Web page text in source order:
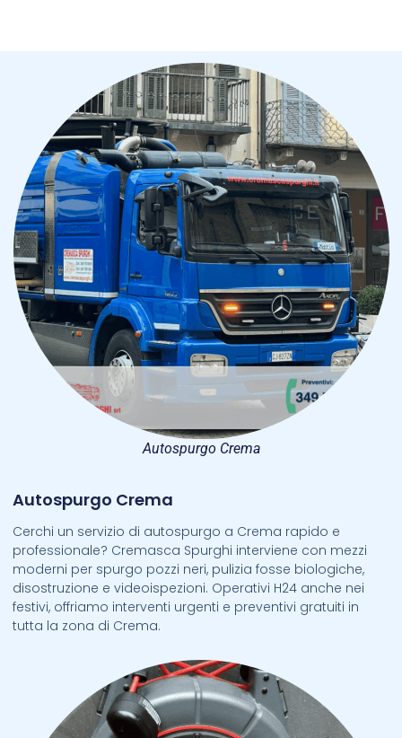
Autospurgo Crema
Autospurgo Crema
Cerchi un servizio di autospurgo a Crema rapido e
professionale? Cremasca Spurghi interviene con mezzi
moderni per spurgo pozzi neri, pulizia fosse biologiche,
disostruzione e videoispezioni. Operativi H24 anche nei
festivi, offriamo interventi urgenti e preventivi gratuiti in
tutta la zona di Crema.